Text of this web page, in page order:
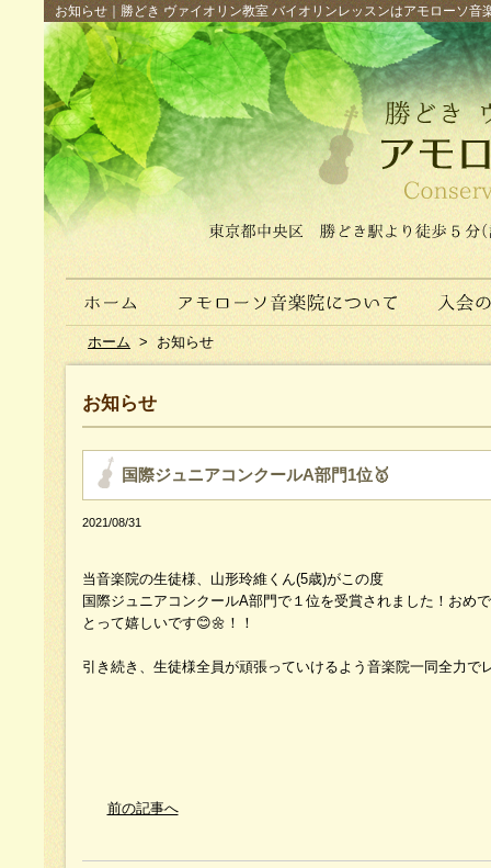
お知らせ｜勝どき ヴァイオリン教室 バイオリンレッスンはアモローソ
ホーム > お知らせ
お知らせ
国際ジュニアコンクールA部門1位🥇
2021/08/31
当音楽院の生徒様、山形玲維くん(5歳)がこの度
国際ジュニアコンクールA部門で１位を受賞されました！おめ
とって嬉しいです😊🌼！！
引き続き、生徒様全員が頑張っていけるよう音楽院一同全力で
前の記事へ